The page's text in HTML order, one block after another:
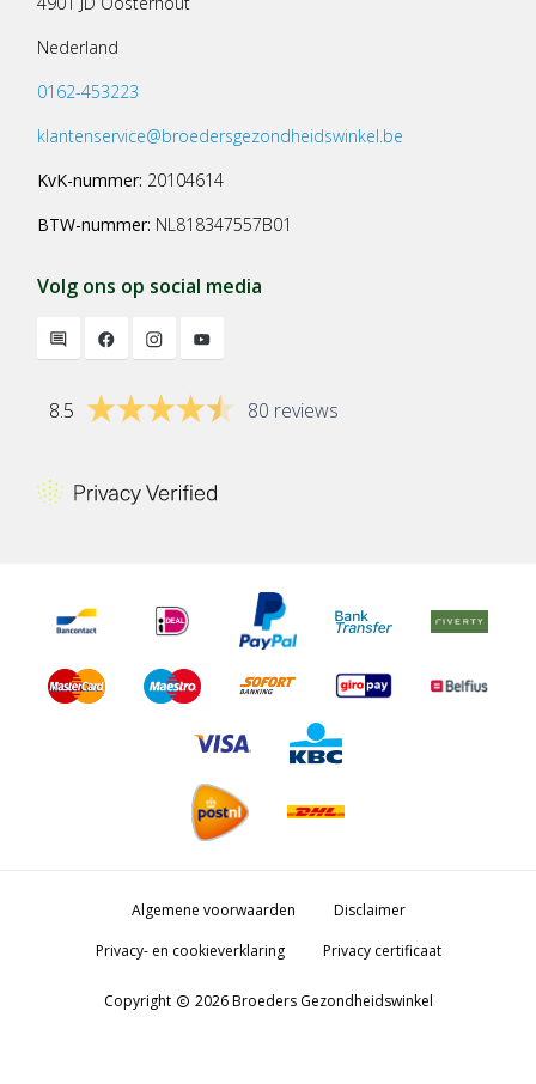
Nederland
0162-453223
klantenservice@broedersgezondheidswinkel.be
KvK-nummer: 20104614
BTW-nummer: NL818347557B01
Volg ons op social media
8.5 80 reviews
Algemene voorwaarden
Disclaimer
Privacy- en cookieverklaring
Privacy certificaat
Copyright copyright 2026 Broeders Gezondheidswinkel